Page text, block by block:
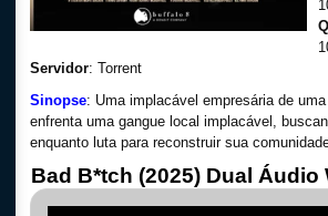
Servidor: Torrent
Sinopse: Uma implacável empresária de
enfrenta uma gangue local implacável,
enquanto luta para reconstruir sua
Bad B*tch (2025) Dual Áudio